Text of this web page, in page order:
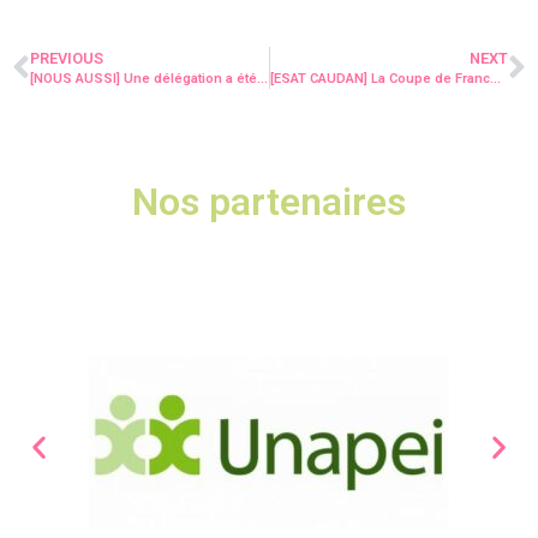
PREVIOUS
[NOUS AUSSI] Une délégation a été créée sur Pontivy !
NEXT
[ESAT CAUDAN] La Coupe de France du Burger : c’est parti !
Nos partenaires